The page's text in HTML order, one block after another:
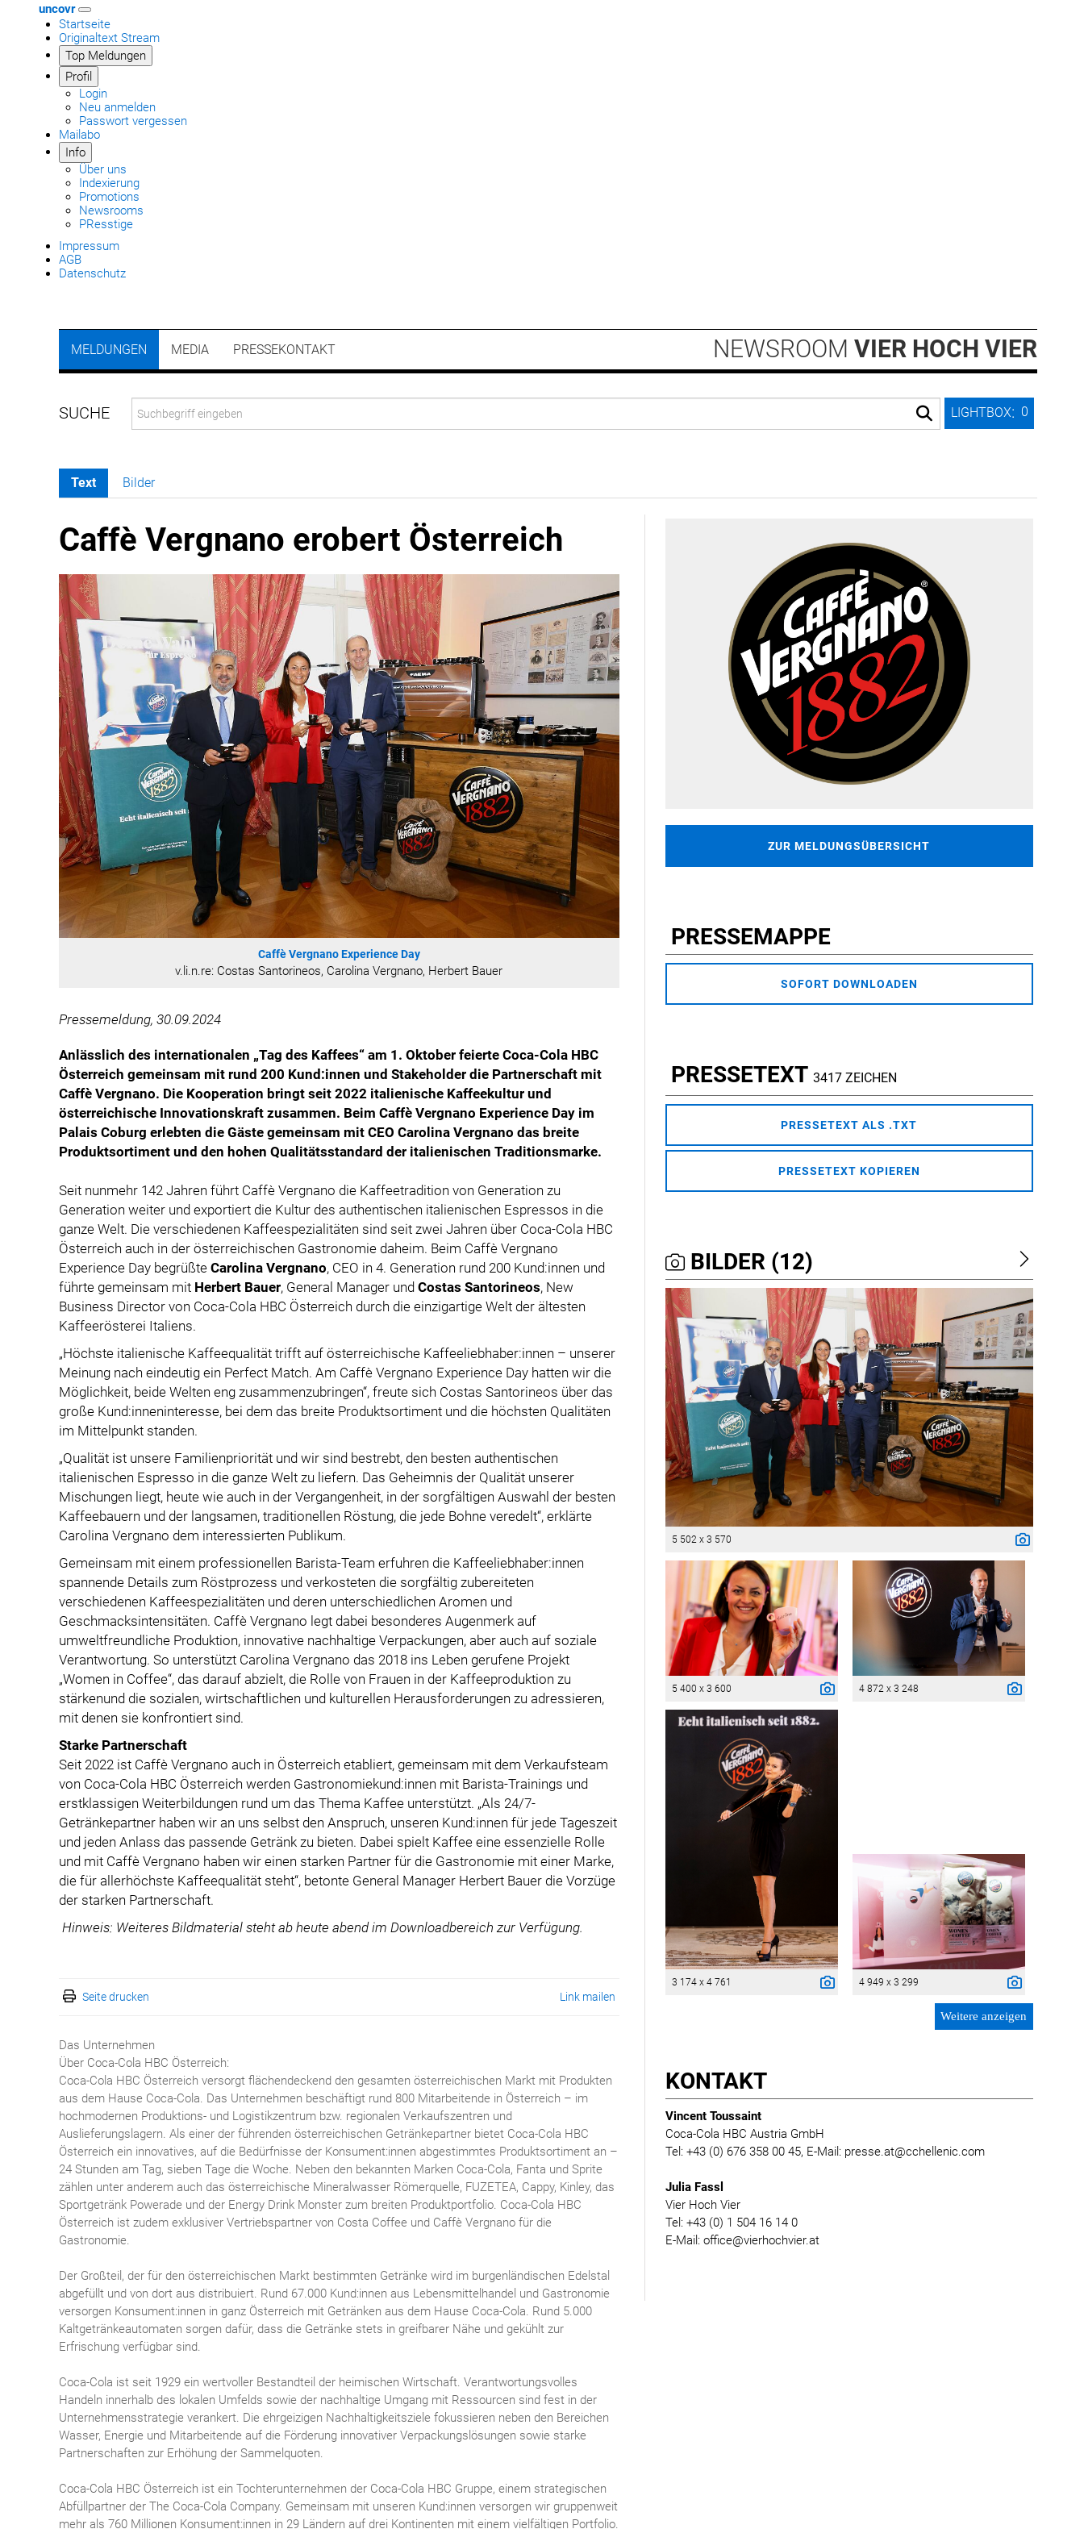
uncovr
Startseite
Originaltext Stream
Top Meldungen
Profil
Login
Neu anmelden
Passwort vergessen
Mailabo
Info
Über uns
Indexierung
Promotions
Newsrooms
PResstige
Impressum
AGB
Datenschutz
LIGHTBOX: 0
MELDUNGEN MEDIA PRESSEKONTAKT NEWSROOM VIER HOCH VIER
Text Bilder
Caffè Vergnano erobert Österreich
Caffè Vergnano Experience Day
v.li.n.re: Costas Santorineos, Carolina Vergnano, Herbert Bauer
Pressemeldung, 30.09.2024
Anlässlich des internationalen „Tag des Kaffees“ am 1. Oktober feierte Coca-Cola HBC
Österreich gemeinsam mit rund 200 Kund:innen und Stakeholder die Partnerschaft mit
Caffè Vergnano. Die Kooperation bringt seit 2022 italienische Kaffeekultur und
österreichische Innovationskraft zusammen. Beim Caffè Vergnano Experience Day im
Palais Coburg erlebten die Gäste gemeinsam mit CEO Carolina Vergnano das breite
Produktsortiment und den hohen Qualitätsstandard der italienischen Traditionsmarke.
Seit nunmehr 142 Jahren führt Caffè Vergnano die Kaffeetradition von Generation zu
Generation weiter und exportiert die Kultur des authentischen italienischen Espressos in die
ganze Welt. Die verschiedenen Kaffeespezialitäten sind seit zwei Jahren über Coca-Cola HBC
Österreich auch in der österreichischen Gastronomie daheim. Beim Caffè Vergnano
Experience Day begrüßte Carolina Vergnano, CEO in 4. Generation rund 200 Kund:innen und
führte gemeinsam mit Herbert Bauer, General Manager und Costas Santorineos, New
Business Director von Coca-Cola HBC Österreich durch die einzigartige Welt der ältesten
Kaffeerösterei Italiens.
„Höchste italienische Kaffeequalität trifft auf österreichische Kaffeeliebhaber:innen – unserer
Meinung nach eindeutig ein Perfect Match. Am Caffè Vergnano Experience Day hatten wir die
Möglichkeit, beide Welten eng zusammenzubringen“, freute sich Costas Santorineos über das
große Kund:inneninteresse, bei dem das breite Produktsortiment und die höchsten Qualitäten
im Mittelpunkt standen.
„Qualität ist unsere Familienpriorität und wir sind bestrebt, den besten authentischen
italienischen Espresso in die ganze Welt zu liefern. Das Geheimnis der Qualität unserer
Mischungen liegt, heute wie auch in der Vergangenheit, in der sorgfältigen Auswahl der besten
Kaffeebauern und der langsamen, traditionellen Röstung, die jede Bohne veredelt“, erklärte
Carolina Vergnano dem interessierten Publikum.
Gemeinsam mit einem professionellen Barista-Team erfuhren die Kaffeeliebhaber:innen
spannende Details zum Röstprozess und verkosteten die sorgfältig zubereiteten
verschiedenen Kaffeespezialitäten und deren unterschiedlichen Aromen und
Geschmacksintensitäten. Caffè Vergnano legt dabei besonderes Augenmerk auf
umweltfreundliche Produktion, innovative nachhaltige Verpackungen, aber auch auf soziale
Verantwortung. So unterstützt Carolina Vergnano das 2018 ins Leben gerufene Projekt
„Women in Coffee“, das darauf abzielt, die Rolle von Frauen in der Kaffeeproduktion zu
stärkenund die sozialen, wirtschaftlichen und kulturellen Herausforderungen zu adressieren,
mit denen sie konfrontiert sind.
Starke Partnerschaft
Seit 2022 ist Caffè Vergnano auch in Österreich etabliert, gemeinsam mit dem Verkaufsteam
von Coca-Cola HBC Österreich werden Gastronomiekund:innen mit Barista-Trainings und
erstklassigen Weiterbildungen rund um das Thema Kaffee unterstützt. „Als 24/7-
Getränkepartner haben wir an uns selbst den Anspruch, unseren Kund:innen für jede Tageszeit
und jeden Anlass das passende Getränk zu bieten. Dabei spielt Kaffee eine essenzielle Rolle
und mit Caffè Vergnano haben wir einen starken Partner für die Gastronomie mit einer Marke,
die für allerhöchste Kaffeequalität steht“, betonte General Manager Herbert Bauer die Vorzüge
der starken Partnerschaft.
Hinweis: Weiteres Bildmaterial steht ab heute abend im Downloadbereich zur Verfügung.
Seite drucken Link mailen
Das Unternehmen
Über Coca-Cola HBC Österreich:
Coca-Cola HBC Österreich versorgt flächendeckend den gesamten österreichischen Markt mit Produkten
aus dem Hause Coca-Cola. Das Unternehmen beschäftigt rund 800 Mitarbeitende in Österreich – im
hochmodernen Produktions- und Logistikzentrum bzw. regionalen Verkaufszentren und
Auslieferungslagern. Als einer der führenden österreichischen Getränkepartner bietet Coca-Cola HBC
Österreich ein innovatives, auf die Bedürfnisse der Konsument:innen abgestimmtes Produktsortiment an –
24 Stunden am Tag, sieben Tage die Woche. Neben den bekannten Marken Coca-Cola, Fanta und Sprite
zählen unter anderem auch das österreichische Mineralwasser Römerquelle, FUZETEA, Cappy, Kinley, das
Sportgetränk Powerade und der Energy Drink Monster zum breiten Produktportfolio. Coca-Cola HBC
Österreich ist zudem exklusiver Vertriebspartner von Costa Coffee und Caffè Vergnano für die
Gastronomie.
Der Großteil, der für den österreichischen Markt bestimmten Getränke wird im burgenländischen Edelstal
abgefüllt und von dort aus distribuiert. Rund 67.000 Kund:innen aus Lebensmittelhandel und Gastronomie
versorgen Konsument:innen in ganz Österreich mit Getränken aus dem Hause Coca-Cola. Rund 5.000
Kaltgetränkeautomaten sorgen dafür, dass die Getränke stets in greifbarer Nähe und gekühlt zur
Erfrischung verfügbar sind.
Coca-Cola ist seit 1929 ein wertvoller Bestandteil der heimischen Wirtschaft. Verantwortungsvolles
Handeln innerhalb des lokalen Umfelds sowie der nachhaltige Umgang mit Ressourcen sind fest in der
Unternehmensstrategie verankert. Die ehrgeizigen Nachhaltigkeitsziele fokussieren neben den Bereichen
Wasser, Energie und Mitarbeitende auf die Förderung innovativer Verpackungslösungen sowie starke
Partnerschaften zur Erhöhung der Sammelquoten.
Coca-Cola HBC Österreich ist ein Tochterunternehmen der Coca-Cola HBC Gruppe, einem strategischen
Abfüllpartner der The Coca-Cola Company. Gemeinsam mit unseren Kund:innen versorgen wir gruppenweit
mehr als 760 Millionen Konsument:innen in 29 Ländern auf drei Kontinenten mit einem vielfältigen Portfolio.
ZUR MELDUNGSÜBERSICHT
PRESSEMAPPE
SOFORT DOWNLOADEN
PRESSETEXT 3417 ZEICHEN
PRESSETEXT ALS .TXT
PRESSETEXT KOPIEREN
BILDER (12)
5 502 x 3 570
5 400 x 3 600 4 872 x 3 248
3 174 x 4 761 4 949 x 3 299
Weitere anzeigen
KONTAKT
Vincent Toussaint
Coca-Cola HBC Austria GmbH
Tel: +43 (0) 676 358 00 45, E-Mail: presse.at@cchellenic.com
Julia Fassl
Vier Hoch Vier
Tel: +43 (0) 1 504 16 14 0
E-Mail: office@vierhochvier.at